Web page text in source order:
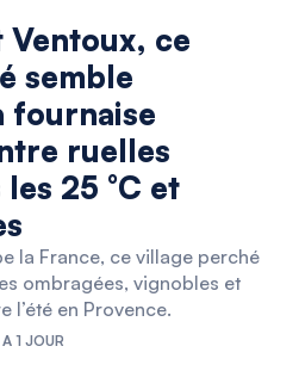
Ventoux, ce
semble
fournaise
ruelles
25 °C et
la France, ce village perché
ombragées, vignobles et
l’été en Provence.
1 JOUR